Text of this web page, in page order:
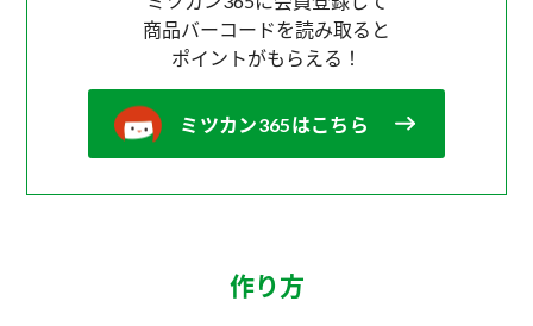
商品バーコードを読み取ると
ポイントがもらえる！
ミツカン365はこちら
作り方